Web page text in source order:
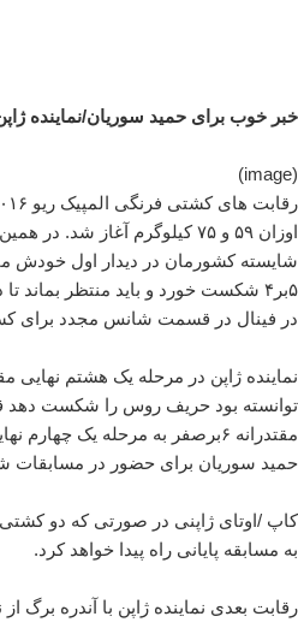
خبر خوب برای حمید سوریان/نماینده
(image)
اوزان ۵۹ و ۷۵ کیلوگرم آغاز
شایسته کشورمان در دیدار اول خودش
۵بر۴ شکست خورد و باید منتظر
در فینال در قسمت شانس مجدد برای
نماینده ژاپن در مرحله یک هشتم نهایی
توانسته بود حریف روس را شکست دهد
مقتدرانه ۶برصفر به مرحله یک
حمید سوریان برای حضور در مسابقات
کاپ /اوتای ژاپنی در صورتی که دو
به مسابقه پایانی راه پیدا خواهد کرد.
رقابت بعدی نماینده ژاپن با آندره برگ